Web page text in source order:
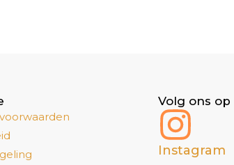
Volg ons op
Instagram